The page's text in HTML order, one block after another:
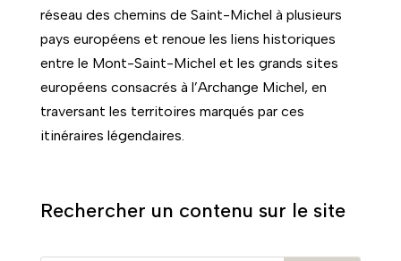
réseau des chemins de Saint-Michel à plusieurs
pays européens et renoue les liens historiques
entre le Mont-Saint-Michel et les grands sites
européens consacrés à l’Archange Michel, en
traversant les territoires marqués par ces
itinéraires légendaires.
Rechercher un contenu sur le site